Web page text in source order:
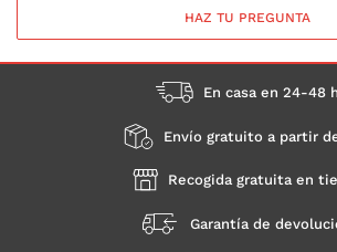
HAZ TU PREGUNTA
En casa en 24-48 h
Envío gratuito a partir
Recogida gratuita en
Garantía de